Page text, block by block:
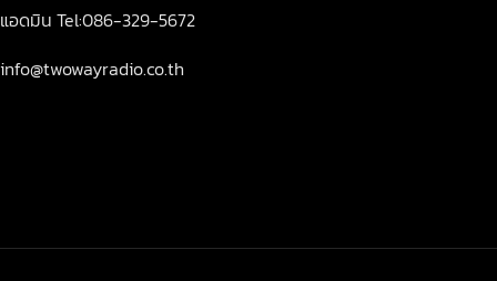
แอดมิน Tel:086-329-5672
info@twowayradio.co.th